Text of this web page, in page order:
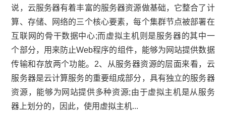
说，云服务器有着丰富的服务器资源做基础，它整合了计
算、存储、网络的三个核心要素，每个集群节点被部署在
互联网的骨干数据中心;而虚拟主机则是服务器的其中一
个部分，用来防止Web程序的组件，能够为网站提供数据
传输和存放两个功能。2、从服务器资源的层面来看，云
服务器是云计算服务的重要组成部分，具有独立的服务器
资源，能够为网站提供多种资源;由于虚拟主机是从服务
器上划分的，因此，使用虚拟主机...